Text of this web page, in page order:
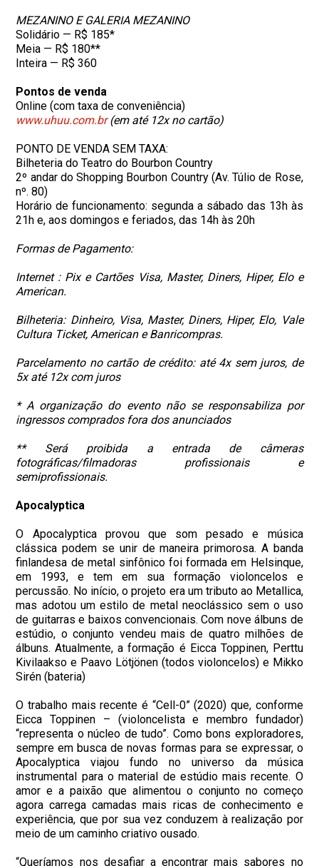
MEZANINO E GALERIA MEZANINO
Solidário — R$ 185*
Meia — R$ 180**
Inteira — R$ 360
Pontos de venda
Online (com taxa de conveniência)
www.uhuu.com.br(em até 12x no cartão)
PONTO DE VENDA SEM TAXA:
Bilheteria do Teatro do Bourbon Country
2º andar do Shopping Bourbon Country (Av. Túlio de Rose,
nº. 80)
Horário de funcionamento: segunda a sábado das 13h às
21h e, aos domingos e feriados, das 14h às 20h
Formas de Pagamento:
Internet : Pix e Cartões Visa, Master, Diners, Hiper, Elo e
American.
Bilheteria: Dinheiro, Visa, Master, Diners, Hiper, Elo, Vale
Cultura Ticket, American e Banricompras.
Parcelamento no cartão de crédito: até 4x sem juros, de
5x até 12x com juros
* A organização do evento não se responsabiliza por
ingressos comprados fora dos anunciados
** Será proibida a entrada de câmeras
fotográficas/filmadoras profissionais e
semiprofissionais.
Apocalyptica
O Apocalyptica provou que som pesado e música
clássica podem se unir de maneira primorosa. A banda
finlandesa de metal sinfônico foi formada em Helsinque,
em 1993, e tem em sua formação violoncelos e
percussão. No início, o projeto era um tributo ao Metallica,
mas adotou um estilo de metal neoclássico sem o uso
de guitarras e baixos convencionais. Com nove álbuns de
estúdio, o conjunto vendeu mais de quatro milhões de
álbuns. Atualmente, a formação é Eicca Toppinen, Perttu
Kivilaakso e Paavo Lötjönen (todos violoncelos) e Mikko
Sirén (bateria)
O trabalho mais recente é “Cell-0” (2020) que, conforme
Eicca Toppinen – (violoncelista e membro fundador)
“representa o núcleo de tudo”. Como bons exploradores,
sempre em busca de novas formas para se expressar, o
Apocalyptica viajou fundo no universo da música
instrumental para o material de estúdio mais recente. O
amor e a paixão que alimentou o conjunto no começo
agora carrega camadas mais ricas de conhecimento e
experiência, que por sua vez conduzem à realização por
meio de um caminho criativo ousado.
“Queríamos nos desafiar a encontrar mais sabores no